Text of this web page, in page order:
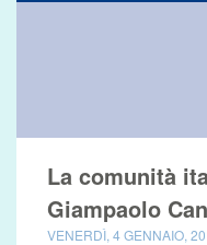
La comunità
Giampaolo
VENERDÌ, 4 GENNAIO,